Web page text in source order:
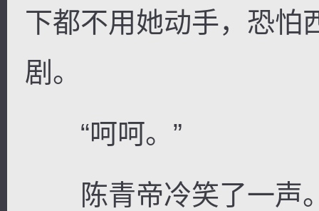
下都不用她动手，恐怕
剧。
“呵呵。”
陈青帝冷笑了一声